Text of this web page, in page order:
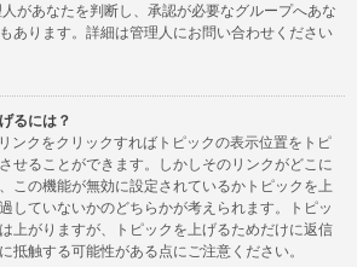
があなたを判断し、承認が必要なグループへあな
あります。詳細は管理人にお問い合わせください
るには？
ンクをクリックすればトピックの表示位置をトピ
せることができます。しかしそのリンクがどこに
この機能が無効に設定されているかトピックを上
していないかのどちらかが考えられます。トピッ
上がりますが、トピックを上げるためだけに返信
抵触する可能性がある点にご注意ください。